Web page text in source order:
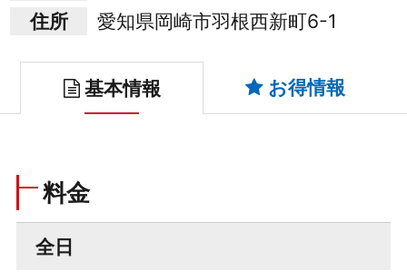
住所
愛知県岡崎市羽根西新町6-1
基本情報 お得情報
料金
全日